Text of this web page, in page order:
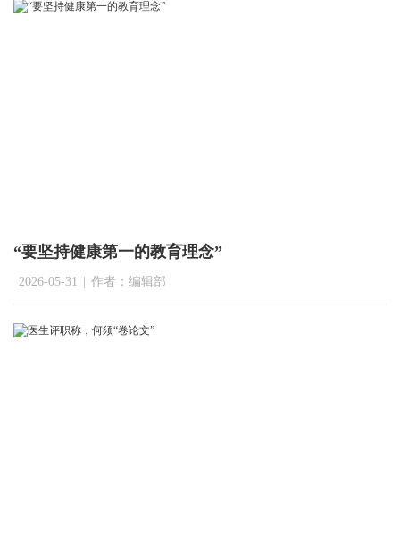
“要坚持健康第一的教育理念”
2026-05-31 | 作者：编辑部